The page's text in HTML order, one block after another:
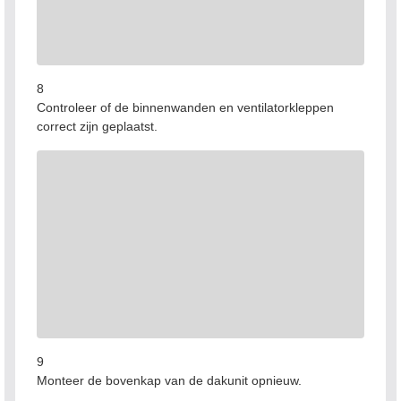
8
Controleer of de binnenwanden en ventilatorkleppen
correct zijn geplaatst.
9
Monteer de bovenkap van de dakunit opnieuw.